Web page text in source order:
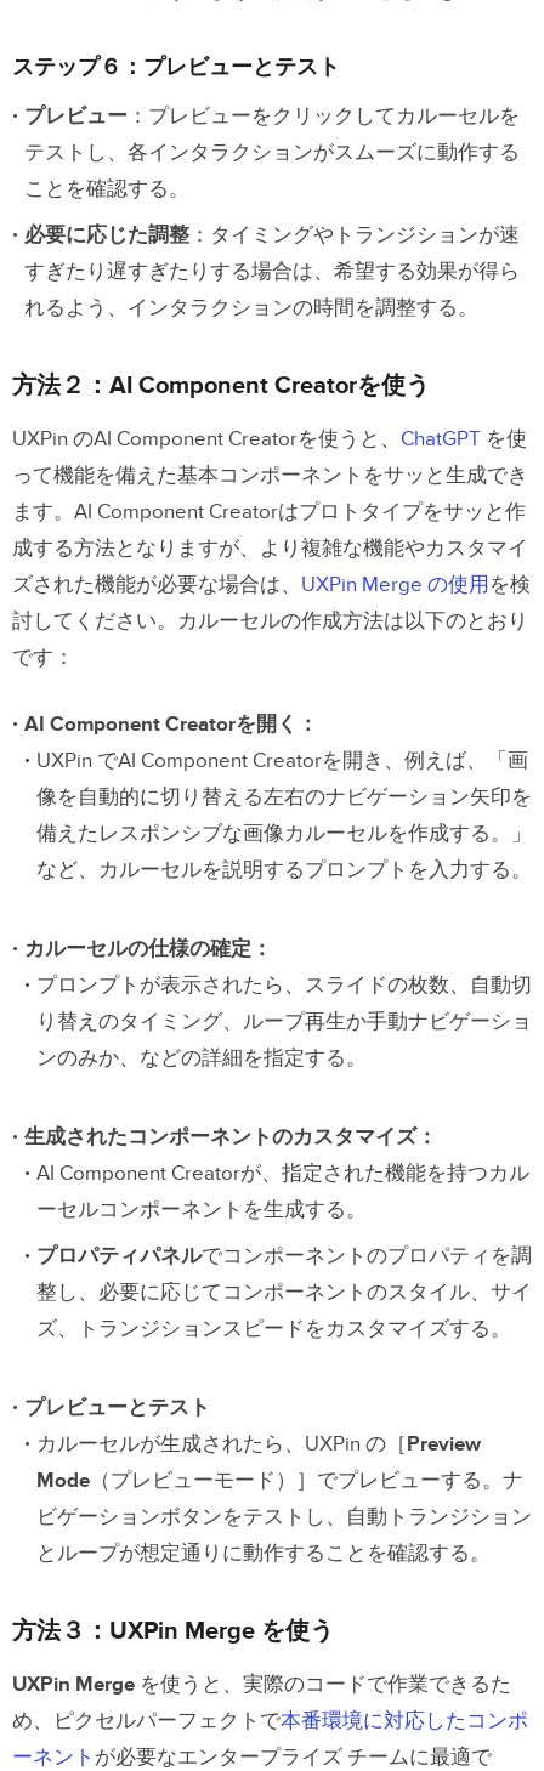
ステップ６：プレビューとテスト
プレビュー ：プレビューをクリックしてカルーセルを
テストし、各インタラクションがスムーズに動作する
ことを確認する。
必要に応じた調整 ：タイミングやトランジションが速
すぎたり遅すぎたりする場合は、希望する効果が得ら
れるよう、インタラクションの時間を調整する。
方法２：AI Component Creatorを使う
UXPin のAI Component Creatorを使うと、 ChatGPT を使
って機能を備えた基本コンポーネントをサッと生成でき
ます。AI Component Creatorはプロトタイプをサッと作
成する方法となりますが、より複雑な機能やカスタマイ
ズされた機能が必要な場合は、 UXPin Merge の使用 を検
討してください。カルーセルの作成方法は以下のとおり
です：
AI Component Creatorを開く：
UXPin でAI Component Creatorを開き、例えば、「画
像を自動的に切り替える左右のナビゲーション矢印を
備えたレスポンシブな画像カルーセルを作成する。」
など、カルーセルを説明するプロンプトを入力する。
カルーセルの仕様の確定：
プロンプトが表示されたら、スライドの枚数、自動切
り替えのタイミング、ループ再生か手動ナビゲーショ
ンのみか、などの詳細を指定する。
生成されたコンポーネントのカスタマイズ：
AI Component Creatorが、指定された機能を持つカル
ーセルコンポーネントを生成する。
プロパティパネルでコンポーネントのプロパティを調
整し、必要に応じてコンポーネントのスタイル、サイ
ズ、トランジションスピードをカスタマイズする。
プレビューとテスト
カルーセルが生成されたら、UXPin の［Preview
Mode （プレビューモード）］でプレビューする。ナ
ビゲーションボタンをテストし、自動トランジション
とループが想定通りに動作することを確認する。
方法３：UXPin Merge を使う
UXPin Merge を使うと、実際のコードで作業できるた
め、ピクセルパーフェクトで本番環境に対応したコンポ
ーネント が必要なエンタープライズ チームに最適で